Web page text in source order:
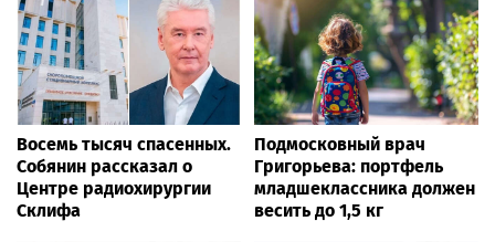
Восемь тысяч спасенных.
Собянин рассказал о
Центре радиохирургии
Склифа
Подмосковный врач
Григорьева: портфель
младшеклассника должен
весить до 1,5 кг